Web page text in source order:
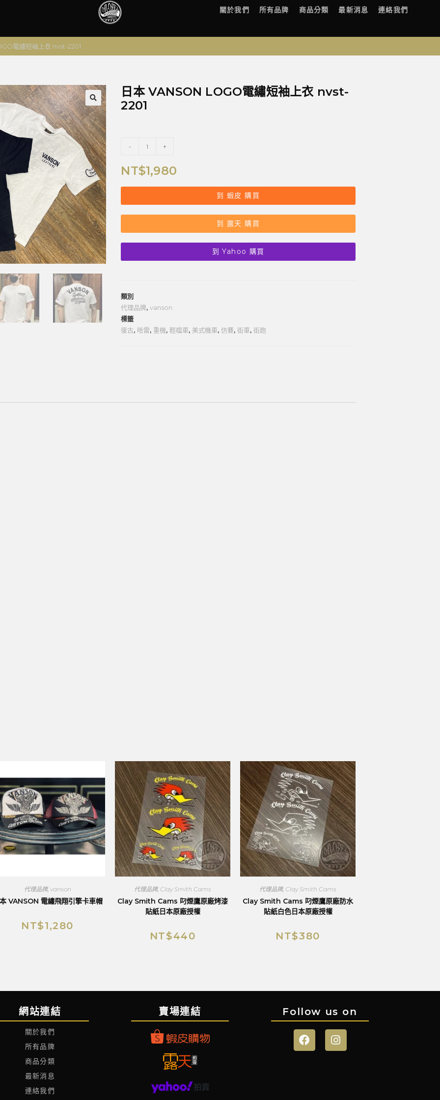
關於我們 所有品牌 商品分類 最新消息 連絡我們
電繡短袖上衣 nvst-2201
🔍
日本 VANSON LOGO電繡短袖上衣 nvst-
2201
- +
NT$1,980
到 蝦皮 購買
到 露天 購買
到 Yahoo 購買
類別
代理品牌,vanson
標籤
復古, 哈雷, 重機, 輕檔車, 美式機車,仿賽,街車,街跑
代理品牌, vanson
VANSON 電繡飛翔引擎卡車帽
NT$1,280
代理品牌, Clay Smith Cams
Clay Smith Cams 叼煙鷹原廠烤漆
貼紙日本原廠授權
NT$440
代理品牌, Clay Smith Cams
Clay Smith Cams 叼煙鷹原廠防水
貼紙白色日本原廠授權
NT$380
網站連結
關於我們
所有品牌
商品分類
最新消息
連絡我們
賣場連結 Follow us on